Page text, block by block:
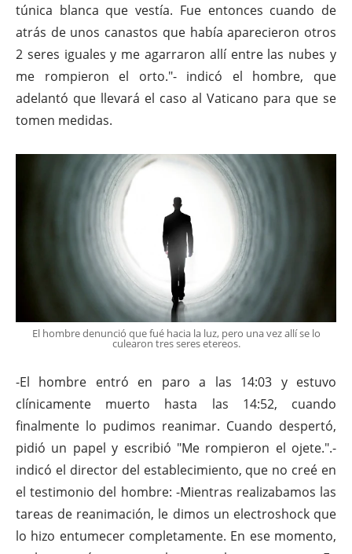
túnica blanca que vestía. Fue entonces cuando de
atrás de unos canastos que había aparecieron otros
2 seres iguales y me agarraron allí entre las nubes y
me rompieron el orto."- indicó el hombre, que
adelantó que llevará el caso al Vaticano para que se
tomen medidas.
El hombre denunció que fué hacia la luz, pero una vez allí se lo
culearon tres seres etereos.
-El hombre entró en paro a las 14:03 y estuvo
clínicamente muerto hasta las 14:52, cuando
finalmente lo pudimos reanimar. Cuando despertó,
pidió un papel y escribió "Me rompieron el ojete.".-
indicó el director del establecimiento, que no creé en
el testimonio del hombre: -Mientras realizabamos las
tareas de reanimación, le dimos un electroshock que
lo hizo entumecer completamente. En ese momento,